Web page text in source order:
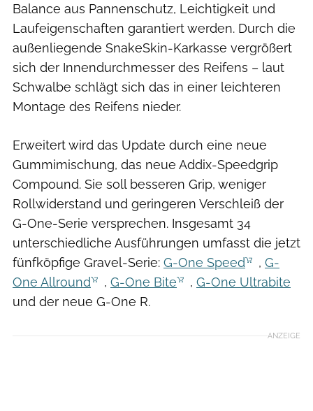
Balance aus Pannenschutz, Leichtigkeit und
Laufeigenschaften garantiert werden. Durch die
außenliegende SnakeSkin-Karkasse vergrößert
sich der Innendurchmesser des Reifens – laut
Schwalbe schlägt sich das in einer leichteren
Montage des Reifens nieder.
Erweitert wird das Update durch eine neue
Gummimischung, das neue Addix-Speedgrip
Compound. Sie soll besseren Grip, weniger
Rollwiderstand und geringeren Verschleiß der
G-One-Serie versprechen. Insgesamt 34
unterschiedliche Ausführungen umfasst die jetzt
fünfköpfige Gravel-Serie: G-One Speed , G-
One Allround
, G-One Bite , G-One Ultrabite
und der neue G-One R.
ANZEIGE